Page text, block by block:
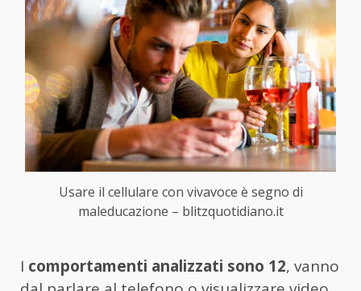
Usare il cellulare con vivavoce è segno di
maleducazione – blitzquotidiano.it
I comportamenti analizzati sono 12, vanno